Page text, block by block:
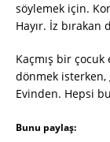
söylemek için.
Hayır. İz bırakan
Kaçmış bir
dönmek isterken,
Evinden. Hepsi
Bunu paylaş: